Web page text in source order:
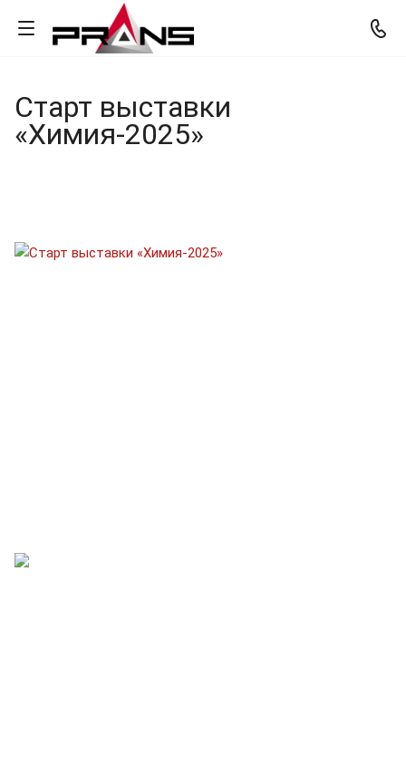
Старт выставки
«Химия-2025»